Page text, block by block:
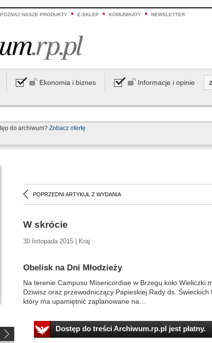
POZNAJ NASZE PRODUKTY E-SKLEP KOMUNIKATY NEWSLETTER
Ekonomia i biznes Informacje i opinie
do archiwum? Zobacz ofertę
POPRZEDNI ARTYKUŁ Z WYDANIA
W skrócie
30 listopada 2015 | Kraj
Obelisk na Dni Młodzieży
Na terenie Campusu Misericordiae w Brzegu koło Wieliczki
Dziwisz oraz przewodniczący Papieskiej Rady ds. Świeckich
który ma upamiętnić zaplanowane na...
Dostęp do treści Archiwum.rp.pl jest płatny.